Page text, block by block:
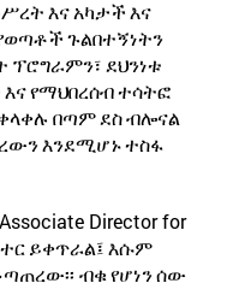
እናአካታች እና
ጉልበተኝነትን
ፕሮግራምን፣ ደህንነቱ
እናየማህበረሰብተሳትፎ
በጣም ደስብሎናል
እንደሚሆኑተስፋ
Director for
ይቀጥራል፤ እሱም
ብቁየሆነንሰው